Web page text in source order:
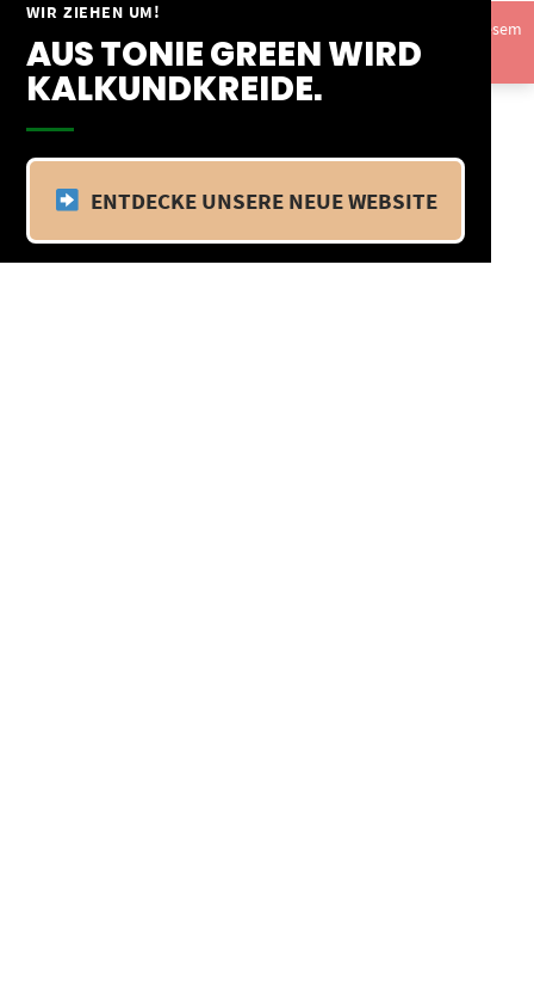
WIR ZIEHEN UM!
AUS TONIE GREEN WIRD
KALKUNDKREIDE.
ENTDECKE UNSERE NEUE WEBSITE
Springe
Inhalt
Vom 09.04.25 - 20.04.25 befinden wir uns im Betriebsurlaub. In diesem
Zeitraum findet kein Versand statt.Ausblenden